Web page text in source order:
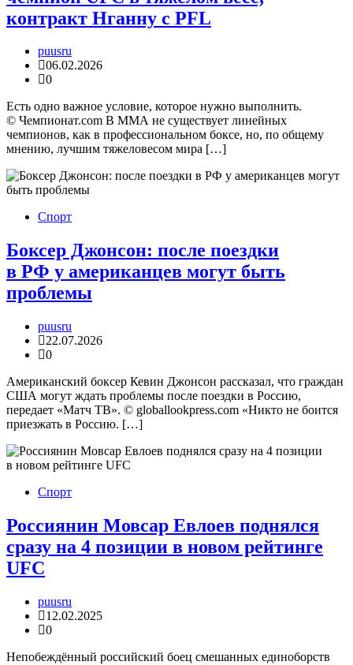
контракт Нганну с PFL
puusru
06.02.2026
0
Есть одно важное условие, которое нужно выполнить.
© Чемпионат.com В ММА не существует линейных
чемпионов, как в профессиональном боксе, но, по общему
мнению, лучшим тяжеловесом мира […]
Спорт
Боксер Джонсон: после поездки
в РФ у американцев могут быть
проблемы
puusru
22.07.2026
0
Американский боксер Кевин Джонсон рассказал, что граждан
США могут ждать проблемы после поездки в Россию,
передает «Матч ТВ». © globallookpress.com «Никто не боится
приезжать в Россию. […]
Спорт
Россиянин Мовсар Евлоев поднялся
сразу на 4 позиции в новом рейтинге
UFC
puusru
12.02.2025
0
Непобеждённый российский боец смешанных единоборств